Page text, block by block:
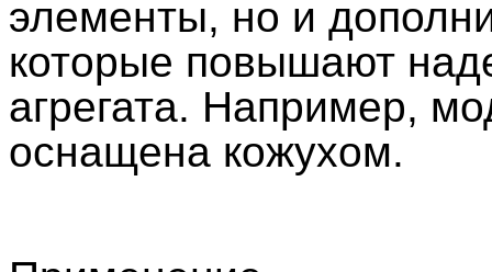
элементы, но и
которые повышают
агрегата. Например,
оснащена кожухом.